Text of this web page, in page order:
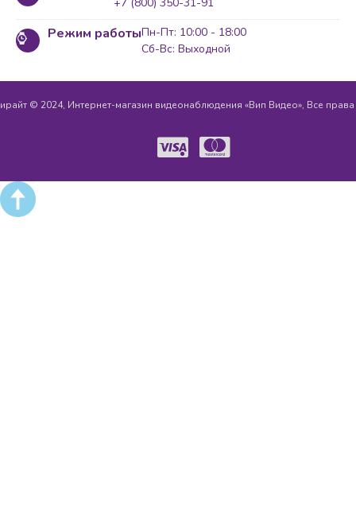
Режим работыПн-Пт: 10:00 - 18:00
Сб-Вс: Выходной
© 2024, Интернет-магазин видеонаблюдения «Вип Видео», Все